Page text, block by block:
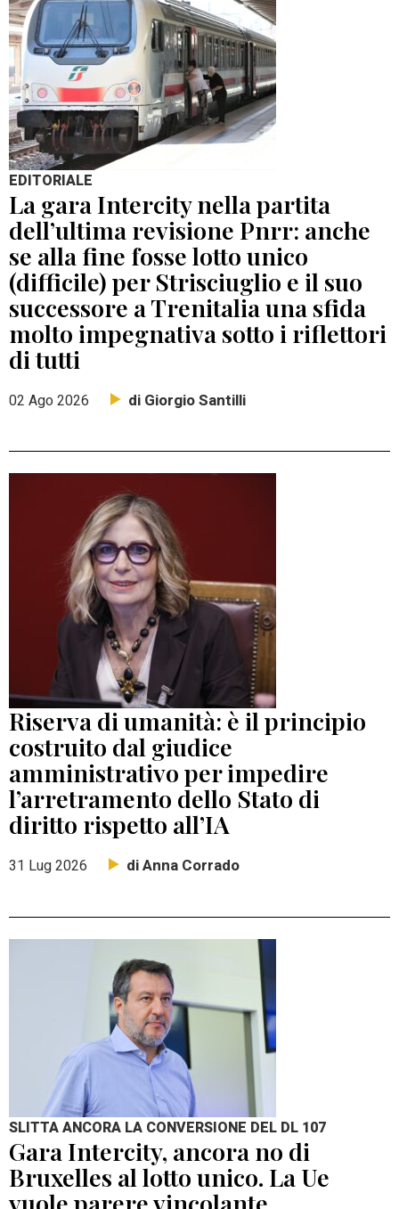
EDITORIALE
La gara Intercity nella partita
dell’ultima revisione Pnrr: anche
se alla fine fosse lotto unico
(difficile) per Strisciuglio e il suo
successore a Trenitalia una sfida
molto impegnativa sotto i riflettori
di tutti
02 Ago 2026 di Giorgio Santilli
Riserva di umanità: è il principio
costruito dal giudice
amministrativo per impedire
l’arretramento dello Stato di
diritto rispetto all’IA
31 Lug 2026 di Anna Corrado
SLITTA ANCORA LA CONVERSIONE DEL DL 107
Gara Intercity, ancora no di
Bruxelles al lotto unico. La Ue
vuole parere vincolante